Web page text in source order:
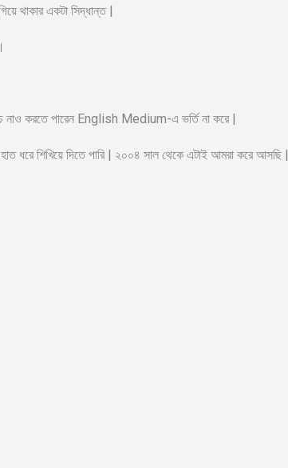
থাকার একটা সিদ্ধান্ত |
নাও করতে পারেন English Medium-এ ভর্তি না করে |
ধরে শিখিয়ে দিতে পারি | ২০০৪ সাল থেকে এটাই আমরা করে আসছি |